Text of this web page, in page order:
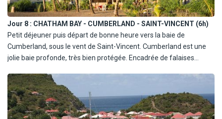
Jour 8 : CHATHAM BAY - CUMBERLAND - SAINT-VINCENT (6h)
Petit déjeuner puis départ de bonne heure vers la baie de
Cumberland, sous le vent de Saint-Vincent. Cumberland est une
jolie baie profonde, très bien protégée. Encadrée de falaises
amateurs d'aventure. Déjeuner à bord puis visite aquatique de la
baie : snorkeling, paddle. Dîner et nuit à bord.
En option l'après-midi : baladez-vous dans les terres en minibus
avec chauffeur-guide et découvrez des villages typiques sur une